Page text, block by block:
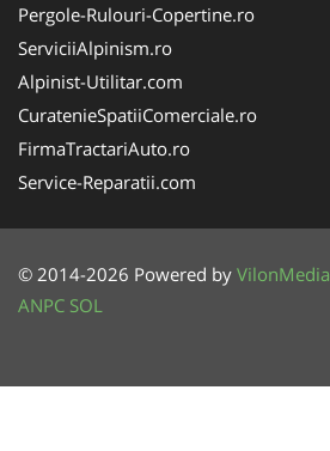
Pergole-Rulouri-Copertine.ro
ServiciiAlpinism.ro
Alpinist-Utilitar.com
CuratenieSpatiiComerciale.ro
FirmaTractariAuto.ro
Service-Reparatii.com
© 2014-2026 Powered by VilonMedia
ANPC SOL